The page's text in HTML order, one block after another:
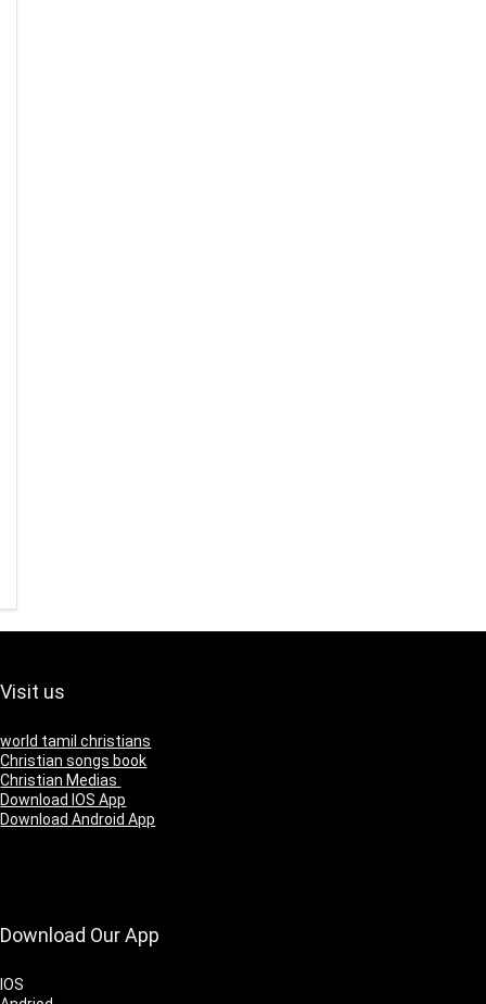
Visit us
world tamil christians
Christian songs book
Christian Medias
Download IOS App
Download Android App
Download Our App
IOS